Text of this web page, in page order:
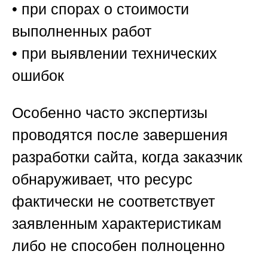
• при спорах о стоимости
выполненных работ
• при выявлении технических
ошибок
Особенно часто экспертизы
проводятся после завершения
разработки сайта, когда заказчик
обнаруживает, что ресурс
фактически не соответствует
заявленным характеристикам
либо не способен полноценно